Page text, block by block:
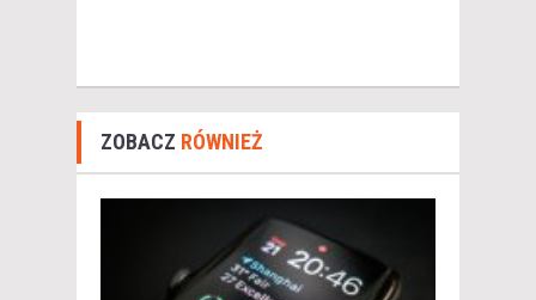
ZOBACZ RÓWNIEŻ